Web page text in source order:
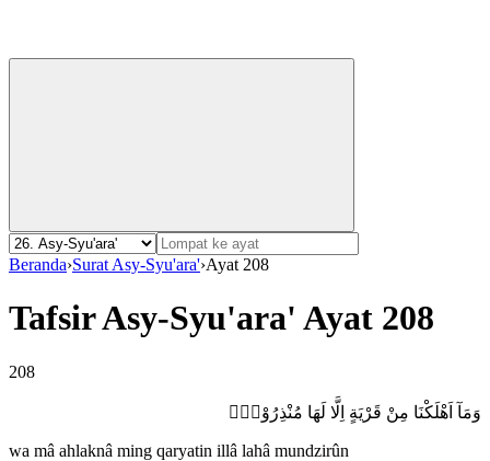
Beranda›Surat Asy-Syu'ara'›Ayat 208
Tafsir Asy-Syu'ara' Ayat 208
208
وَمَآ اَهْلَكْنَا مِنْ قَرْيَةٍ اِلَّا لَهَا مُنْذِرُوْنَۖ
wa mâ ahlaknâ ming qaryatin illâ lahâ mundzirûn